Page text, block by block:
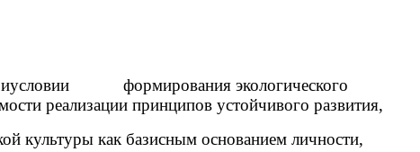
формирования экологического
реализации принципов устойчивого развития,
культуры как базисным основанием личности,